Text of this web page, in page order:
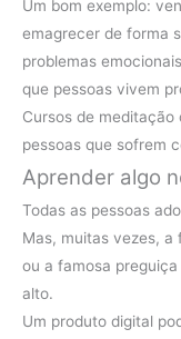
Um bom exemplo:
emagrecer de forma
problemas
que pessoas vivem
Cursos de meditação
pessoas que sofrem
Aprender algo
Todas as pessoas
Mas, muitas vezes,
ou a famosa
alto.
Um produto digital